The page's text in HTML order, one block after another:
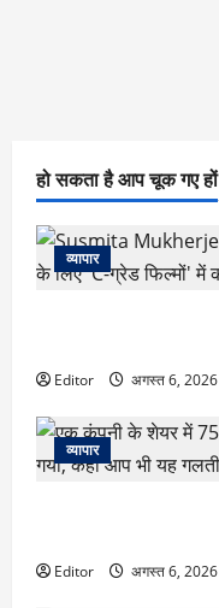
हो सकता है आप चूक गए हों
व्यापार
Editor अगस्त 6, 2026
व्यापार
Editor अगस्त 6, 2026